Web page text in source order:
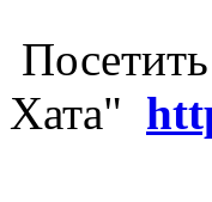
Хата"